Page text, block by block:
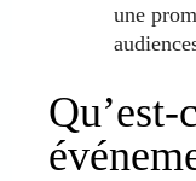
une
Qu’est-